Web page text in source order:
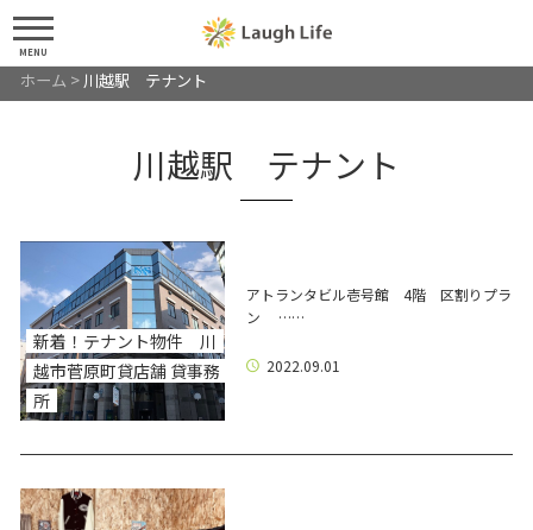
MENU
ホーム > 川越駅 テナント
川越駅 テナント
新着！テナント物件 川
越市菅原町貸店舗 貸事務
所
アトランタビル壱号館 4階 区割りプラ
ン ……
2022.09.01